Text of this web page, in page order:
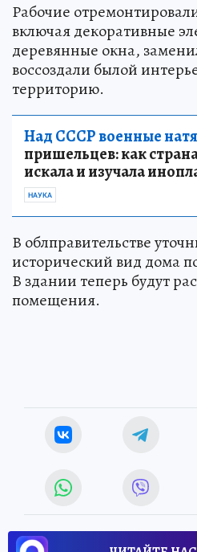
Рабочие
включая декоративные
деревянные окна,
воссоздали былой
территорию.
Над СССР военные
пришельцев: как
искала и изучала
НАУКА
В облправительстве
исторический вид дома
В здании теперь будут
помещения.